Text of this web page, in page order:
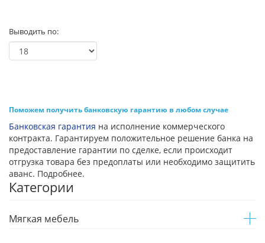
Выводить по:
Поможем получить банковскую гарантию в любом случае
Банковская гарантия на исполнение коммерческого
контракта. Гарантируем положительное решение банка на
предоставление гарантии по сделке, если происходит
отгрузка товара без предоплаты или необходимо защитить
аванс. Подробнее.
Категории
Мягкая мебель